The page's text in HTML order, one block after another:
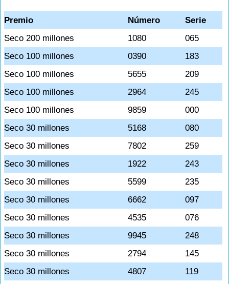
Premio Número
Serie
Seco 200 millones
1080
065
Seco 100 millones
0390
183
Seco 100 millones
5655
209
Seco 100 millones
2964
245
Seco 100 millones
9859
000
Seco 30 millones
5168
080
Seco 30 millones
7802
259
Seco 30 millones
1922
243
Seco 30 millones
5599
235
Seco 30 millones
6662
097
Seco 30 millones
4535
076
Seco 30 millones
9945
248
Seco 30 millones
2794
145
Seco 30 millones
4807
119